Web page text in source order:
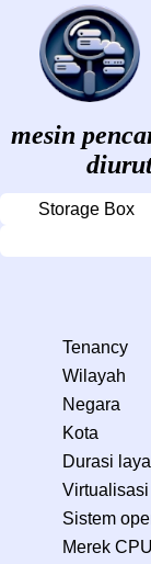
mesin
Storage Box
Tenancy
Wilayah
Negara
Kota
Durasi
Virtualisasi
Sistem
Merek CPU